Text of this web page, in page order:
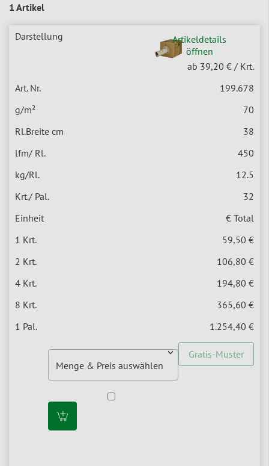
1 Artikel
Artikeldetails
öffnen
ab 39,20 € / Krt.
199.678
70
38
450
12.5
32
€ Total
59,50 €
106,80 €
194,80 €
365,60 €
1.254,40 €
Gratis-Muster